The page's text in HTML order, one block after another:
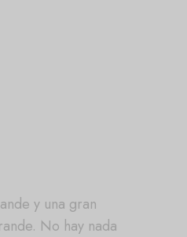
y una gran
No hay nada